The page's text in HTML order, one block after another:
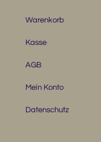
Warenkorb
Kasse
AGB
Mein Konto
Datenschutz